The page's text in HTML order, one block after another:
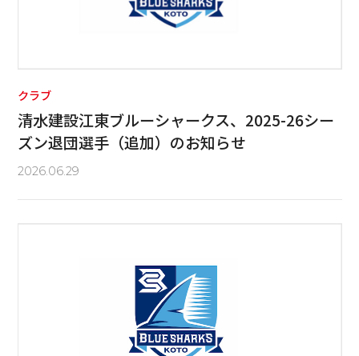
クラブ
清水建設江東ブルーシャークス、2025-26シー
ズン退団選手（追加）のお知らせ
2026.06.29